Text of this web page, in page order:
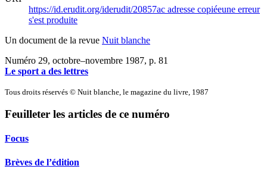
https://id.erudit.org/iderudit/20857ac adresse copiéeune erreur
s'est produite
Un document de la revue Nuit blanche
Numéro 29, octobre–novembre 1987, p. 81
Le sport a des lettres
Tous droits réservés © Nuit blanche, le magazine du livre, 1987
Feuilleter les articles de ce numéro
Focus
Brèves de l’édition